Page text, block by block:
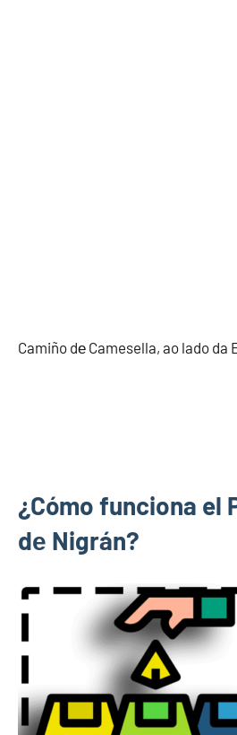
Camiño dе Camesella, ao lado da
¿Cómo funciona el
dе Nigrán?